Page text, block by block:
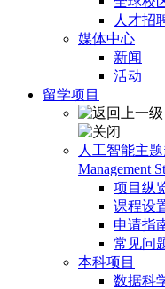
人才招
媒体中心
新闻
活动
留学项目
人工智能主题
Management
项目纵
课程设
申请指
常见问
本科项目
数据科